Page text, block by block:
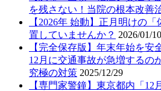
を残さない！当院の根本改善
【2026年 始動】正月明けの
置していませんか？ 2026/01/10
【完全保存版】年末年始を安
12月に交通事故が急増するの
究極の対策 2025/12/29
【専門家警鐘】東京都内「12